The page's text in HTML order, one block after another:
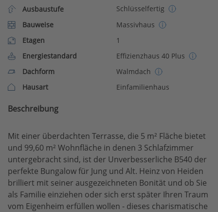
Ausbaustufe
Schlüsselfertig
Bauweise
Massivhaus
Etagen
1
Energiestandard
Effizienzhaus 40 Plus
Dachform
Walmdach
Hausart
Einfamilienhaus
Beschreibung
Mit einer überdachten Terrasse, die 5 m² Fläche bietet
und 99,60 m² Wohnfläche in denen 3 Schlafzimmer
untergebracht sind, ist der Unverbesserliche B540 der
perfekte Bungalow für Jung und Alt. Heinz von Heiden
brilliert mit seiner ausgezeichneten Bonität und ob Sie
als Familie einziehen oder sich erst später Ihren Traum
vom Eigenheim erfüllen wollen - dieses charismatische